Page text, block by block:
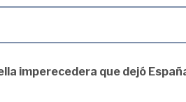
imperecedera que dejó